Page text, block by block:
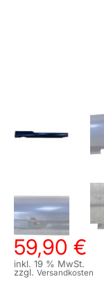
59,90 €
inkl. 19 % MwSt.
zzgl. Versandkosten